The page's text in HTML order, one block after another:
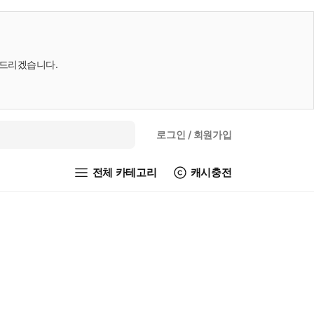
리겠습니다.
로그인 / 회원가입
전체 카테고리 캐시충전